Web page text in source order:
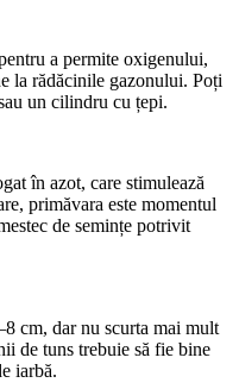
a permite oxigenului,
la rădăcinile gazonului. Poți
un cilindru cu țepi.
în azot, care stimulează
primăvara este momentul
de semințe potrivit
cm, dar nu scurta mai mult
de tuns trebuie să fie bine
iarbă.